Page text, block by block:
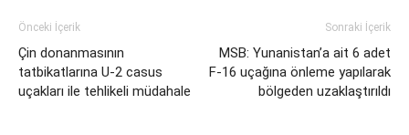
Önceki İçerik
Çin donanmasının
tatbikatlarına U-2 casus
uçakları ile tehlikeli müdahale
Sonraki İçerik
MSB: Yunanistan’a ait 6 adet
F-16 uçağına önleme yapılarak
bölgeden uzaklaştırıldı